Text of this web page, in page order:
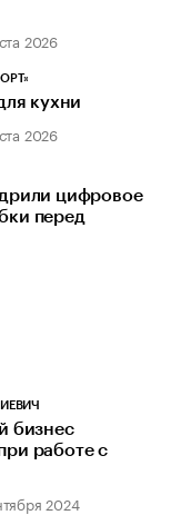
2026
кухни
2026
цифровое
перед
бизнес
работе с
2024